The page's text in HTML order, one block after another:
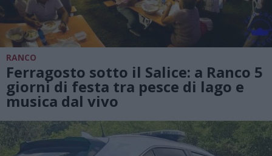
RANCO
Ferragosto sotto il Salice: a Ranco 5
giorni di festa tra pesce di lago e
musica dal vivo